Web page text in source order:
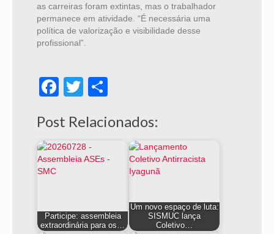
as carreiras foram extintas, mas o trabalhador
permanece em atividade. “É necessária uma
política de valorização e visibilidade desse
profissional”.
Facebook
Twitter
Post Relacionados:
Participe: assembleia
extraordinária para os…
Um novo espaço de luta:
SISMUC lança
Coletivo…